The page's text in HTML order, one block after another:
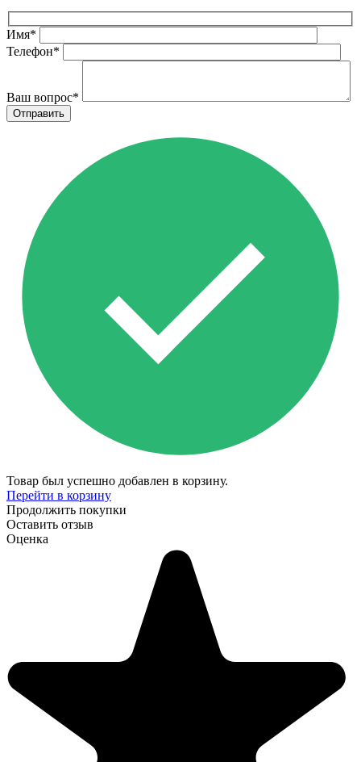
Имя*
Телефон*
Ваш вопрос*
Товар был успешно добавлен в корзину.
Перейти в корзину
Продолжить покупки
Оставить отзыв
Оценка